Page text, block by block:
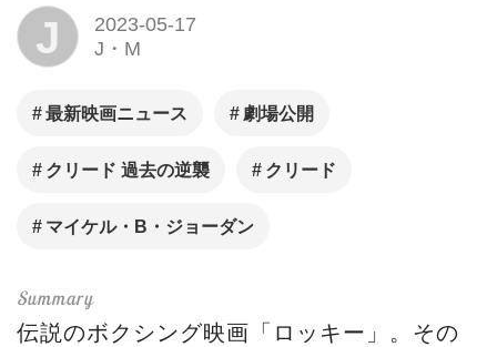
J
2023-05-17
J・M
最新映画ニュース 劇場公開
クリード 過去の逆襲 クリード
マイケル・B・ジョーダン
伝説のボクシング映画「ロッキー」。その